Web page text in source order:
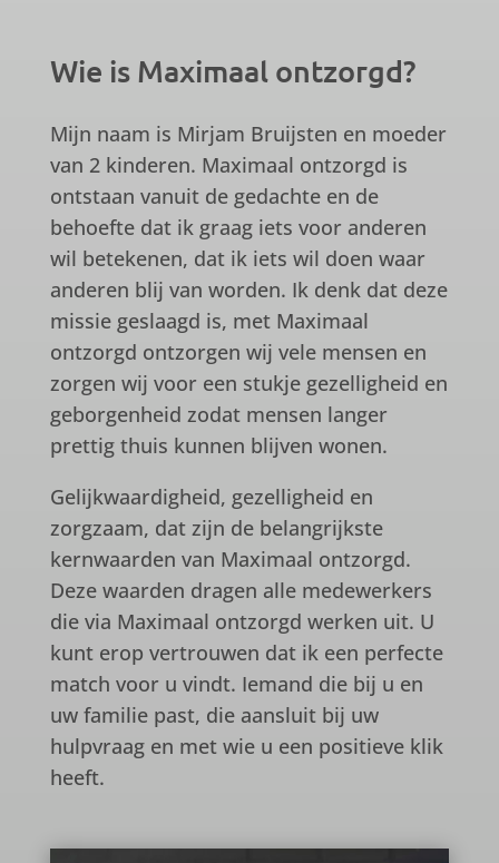
Wie is Maximaal ontzorgd?
Mijn naam is Mirjam Bruijsten en moeder
van 2 kinderen. Maximaal ontzorgd is
ontstaan vanuit de gedachte en de
behoefte dat ik graag iets voor anderen
wil betekenen, dat ik iets wil doen waar
anderen blij van worden. Ik denk dat deze
missie geslaagd is, met Maximaal
ontzorgd ontzorgen wij vele mensen en
zorgen wij voor een stukje gezelligheid en
geborgenheid zodat mensen langer
prettig thuis kunnen blijven wonen.
Gelijkwaardigheid, gezelligheid en
zorgzaam, dat zijn de belangrijkste
kernwaarden van Maximaal ontzorgd.
Deze waarden dragen alle medewerkers
die via Maximaal ontzorgd werken uit. U
kunt erop vertrouwen dat ik een perfecte
match voor u vindt. Iemand die bij u en
uw familie past, die aansluit bij uw
hulpvraag en met wie u een positieve klik
heeft.